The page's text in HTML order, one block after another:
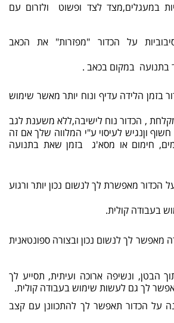
במעגלים,מצד לצד ופשוט ולזרום עם
על הכדור "מפזרות" את הכאב
בתנועה במקום בכאב .
בזמן הלידה עדיף ונוח יותר מאשר שימוש
, הכדור נוח לישיבה,ללא משענת לגב
וןנגיש לעיסוי ע"י המלווה שלך אם זה
חימום או מסא'ג בזמן שאת בתנועה
הכדור מאפשרת לך לנשום נכון יותר ורגוע
בעבודה קולית.
מאפשר לך לנשום נכון ובצורה ספונטאנית
הבטן, ונשיפה ארוכה ועיתית, תסייע לך
לך גם לעשות שימוש בעבודה קולית.
על הכדור תאפשר לך להתכוונן עם קצב